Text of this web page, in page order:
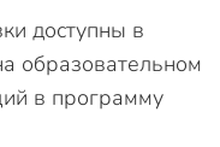
доступны в
образовательном
в программу